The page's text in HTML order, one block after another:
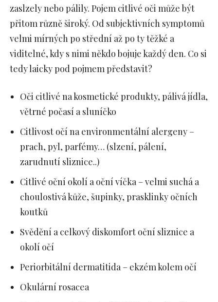
zaslzely nebo pálily. Pojem citlivé oči může být
přitom různě široký. Od subjektivních symptomů
velmi mírných po střední až po ty těžké a
viditelné, kdy s nimi někdo bojuje každý den. Co si
tedy laicky pod pojmem představit?
Oči citlivé na kosmetické produkty, pálivá jídla,
větrné počasí a sluníčko
Citlivost očí na environmentální alergeny –
prach, pyl, parfémy… (slzení, pálení,
zarudnutí sliznice..)
Citlivé oční okolí a oční víčka – velmi suchá a
choulostivá kůže, šupinky, prasklinky očních
koutků
Svědění a celkový diskomfort oční sliznice a
okolí očí
Periorbitální dermatitida – ekzém kolem očí
Okulární rosacea